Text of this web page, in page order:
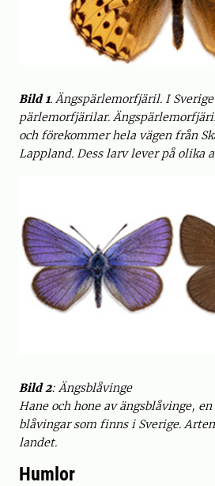
Bild 1. Ängspärlemorfjäril. I
pärlemorfjärilar.
och förekommer hela vägen från
Lappland. Dess larv lever på olika
Bild 2: Ängsblåvinge
Hane och hone av ängsblåvinge,
blåvingar som finns i Sverige.
landet.
Humlor